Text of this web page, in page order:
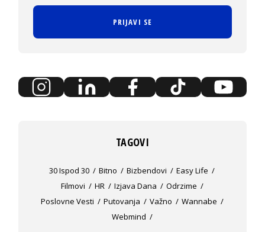
PRIJAVI SE
TAGOVI
30 Ispod 30 Bitno Bizbendovi
Easy Life
Filmovi
HR Izjava Dana
Odrzime
Poslovne Vesti
Putovanja Važno
Wannabe
Webmind